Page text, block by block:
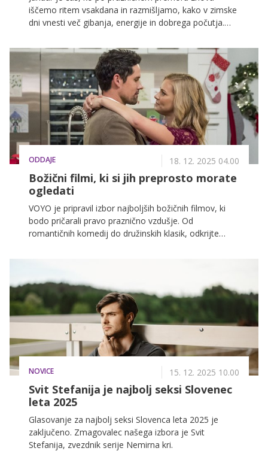
iščemo ritem vsakdana in razmišljamo, kako v zimske
dni vnesti več gibanja, energije in dobrega počutja.
močna je lahko skupna motivacija.
ODDAJE 18. 12. 2025 04.00
Božični filmi, ki si jih preprosto morate
ogledati
VOYO je pripravil izbor najboljših božičnih filmov, ki
bodo pričarali pravo praznično vzdušje. Od
romantičnih komedij do družinskih klasik, odkrijte
NOVICE 15. 12. 2025 10.00
Svit Stefanija je najbolj seksi Slovenec
leta 2025
Glasovanje za najbolj seksi Slovenca leta 2025 je
zaključeno. Zmagovalec našega izbora je Svit
Stefanija, zvezdnik serije Nemirna kri.